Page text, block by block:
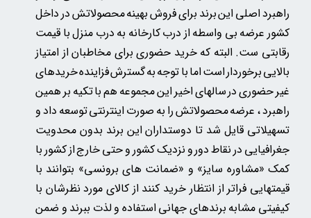
★★
راهبرد اصلی این برند برای فروش بهینه محصولاتش در داخل
کشور عرضه بی واسطه از درب کارخانه به درب منزل با قیمت
رقابتی ست. البته که خرید حضوری برای مخاطبان از امتیاز
بالایی برخوردار است اما با توجه به گسترش فزاینده خریدهای
غیر حضوری در سالهای اخیر این مجموعه هم با تکیه بر همین
راهبرد ، عرضه محصولاتش را به صورت اینترنتی توسعه داد و
تسهیلاتی قایل شد تا دوستداران این برند بدون محدویت
جغرافیایی در نقاط دور و نزدیک کشور و حتی خارج از کشور با
کمک «مشاوره سایز» و «ضمانت های برونسی» بتوانند با
قیمتهایی فراتر از انتظار خرید کنند از کالای مورد نظرشان با
کیفیتی مشابه برندهای جهانی استفاده و لذت ببرند و ضمن